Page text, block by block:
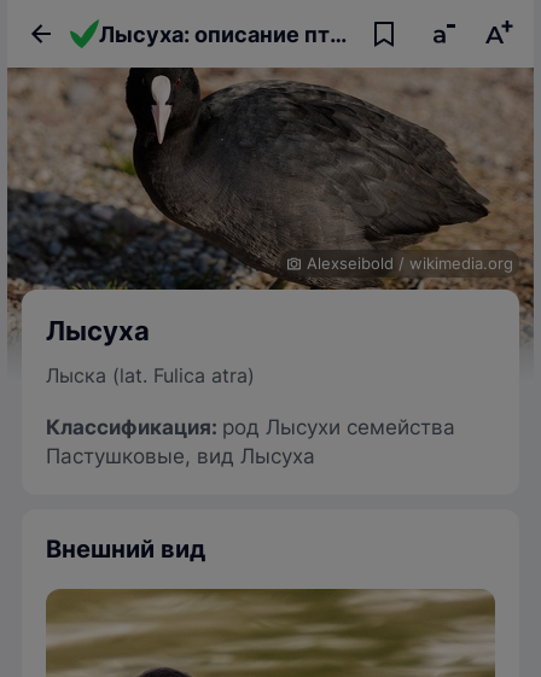
Лысуха: описание птицы, фото, образ жизни и интересные факты
Alexseibold / wikimedia.org
Лысуха
Лыска (lat. Fulica atra)
Классификация: род Лысухи семейства
Пастушковые, вид Лысуха
Внешний вид